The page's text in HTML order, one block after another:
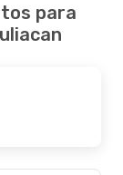
para